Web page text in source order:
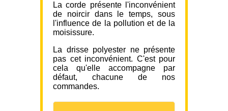
La corde présente l'inconvénient
de noircir dans le temps, sous
l'influence de la pollution et de la
moisissure.
La drisse polyester ne présente
pas cet inconvénient. C'est pour
cela qu'elle accompagne par
défaut, chacune de nos
commandes.